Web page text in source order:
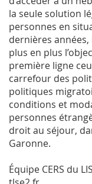
la seule solution
personnes en
dernières
plus en plus
première ligne
carrefour des
politiques
conditions et
personnes
droit au séjour,
Garonne.
Équipe CERS du